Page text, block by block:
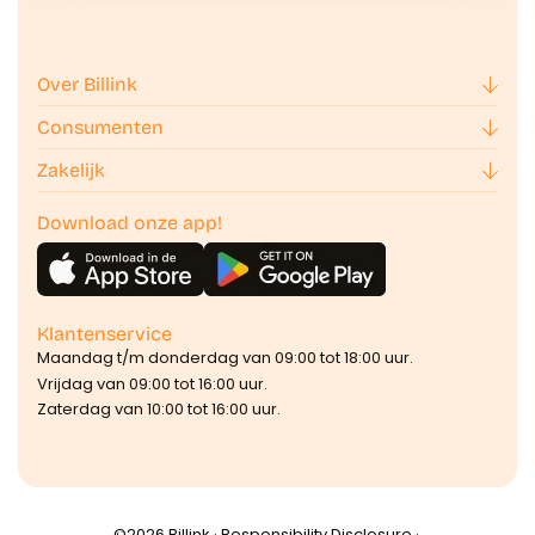
Over Billink
Consumenten
Zakelijk
Download onze app!
Klantenservice
Maandag t/m donderdag van 09:00 tot 18:00 uur.
Vrijdag van 09:00 tot 16:00 uur.
Zaterdag van 10:00 tot 16:00 uur.